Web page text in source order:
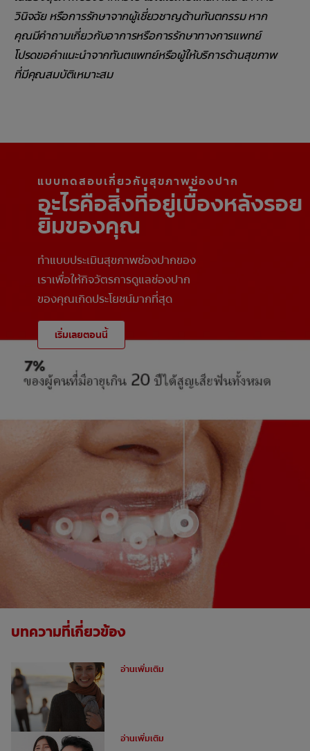
วินิจฉัย หรือการรักษาจากผู้เชี่ยวชาญด้านทันตกรรม หาก
คุณมีคำถามเกี่ยวกับอาการหรือการรักษาทางการแพทย์
โปรดขอคำแนะนำจากทันตแพทย์หรือผู้ให้บริการด้านสุขภาพ
ที่มีคุณสมบัติเหมาะสม
แบบทดสอบเกี่ยวกับสุขภาพช่องปาก
อะไรคือสิ่งที่อยู่เบื้องหลังรอย
ยิ้มของคุณ
ทำแบบประเมินสุขภาพช่องปากของ
เราเพื่อให้กิจวัตรการดูแลช่องปาก
ของคุณเกิดประโยชน์มากที่สุด
เริ่มเลยตอนนี้
บทความที่เกี่ยวข้อง
อ่านเพิ่มเติม
อ่านเพิ่มเติม